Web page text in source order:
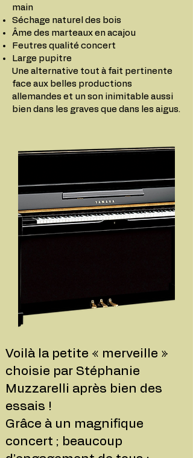
main
Séchage naturel des bois
Âme des marteaux en acajou
Feutres qualité concert
Large pupitre
Une alternative tout à fait pertinente
face aux belles productions
allemandes et un son inimitable aussi
bien dans les graves que dans les aigus.
Voilà la petite « merveille »
choisie par Stéphanie
Muzzarelli après bien des
essais !
Grâce à un magnifique
concert ; beaucoup